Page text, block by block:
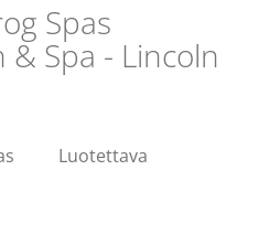
Spas
& Spa - Lincoln
Luotettava